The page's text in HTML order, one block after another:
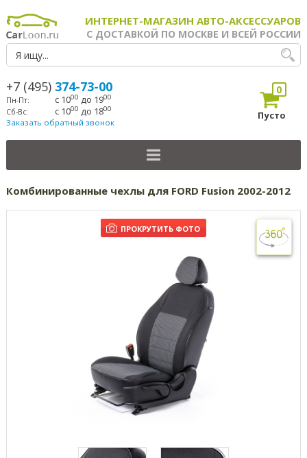
ИНТЕРНЕТ-МАГАЗИН АВТО-АКСЕССУАРОВ
С ДОСТАВКОЙ ПО МОСКВЕ И ВСЕЙ РОССИИ
+7 (495) 374-73-00
Пн-Пт: с 1000 до 1900
Сб-Вс: с 1000 до 1800
Заказать обратный звонок
0
Пусто
Комбинированные чехлы для FORD Fusion 2002-2012
ПРОКРУТИТЬ ФОТО